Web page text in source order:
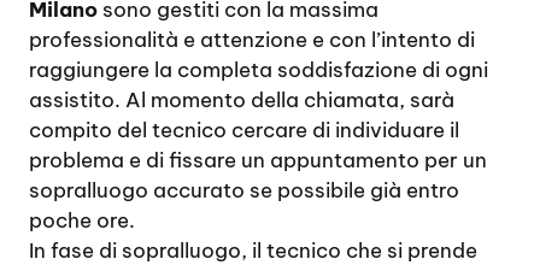
Milano sono gestiti con la massima
professionalità e attenzione e con l’intento di
raggiungere la completa soddisfazione di ogni
assistito. Al momento della chiamata, sarà
compito del tecnico cercare di individuare il
problema e di fissare un appuntamento per un
sopralluogo accurato se possibile già entro
poche ore.
In fase di sopralluogo, il tecnico che si prende